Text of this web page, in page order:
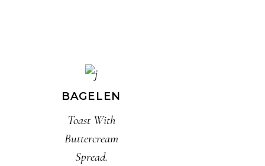
BAGELEN
Toast With
Buttercream
Spread.